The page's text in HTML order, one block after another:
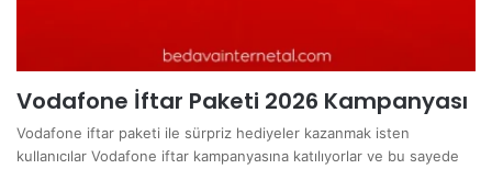
Vodafone İftar Paketi 2026 Kampanyası
Vodafone iftar paketi ile sürpriz hediyeler kazanmak isten
kullanıcılar Vodafone iftar kampanyasına katılıyorlar ve bu sayede